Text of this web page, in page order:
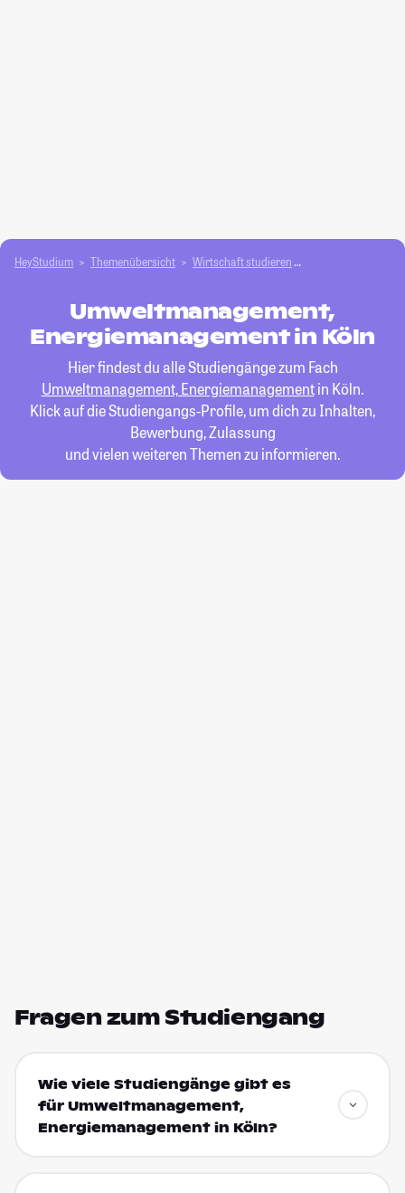
HeyStudium Themenübersicht Wirtschaft studieren
Umweltmanagement,
Energiemanagement in Köln
Hier findest du alle Studiengänge zum Fach
Umweltmanagement, Energiemanagementin Köln.
Klick auf die Studiengangs-Profile, um dich zu Inhalten,
Bewerbung, Zulassung
und vielen weiteren Themen zu informieren.
Fragen zum Studiengang
Wie viele Studiengänge gibt es
für Umweltmanagement,
Energiemanagement in Köln?